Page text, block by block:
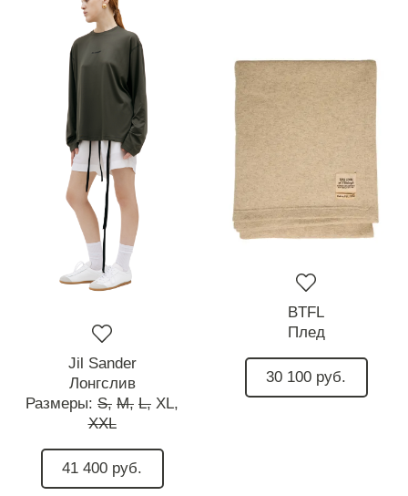
Jil Sander
Лонгслив
Размеры: S, M, L, XL,
XXL
41 400 руб.
BTFL
Плед
30 100 руб.